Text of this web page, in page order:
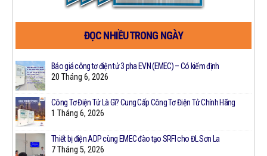
ĐỌC NHIỀU TRONG NGÀY
Báo giá công tơ điện tử 3 pha EVN (EMEC) – Có kiểm định
20 Tháng 6, 2026
Công Tơ Điện Tử Là Gì? Cung Cấp Công Tơ Điện Tử Chính Hãng
1 Tháng 6, 2026
Thiết bị điện ADP cùng EMEC đào tạo SRFI cho ĐL Sơn La
7 Tháng 5, 2026